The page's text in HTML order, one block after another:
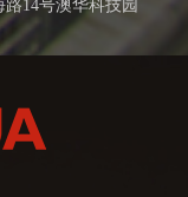
14号澳华科技园